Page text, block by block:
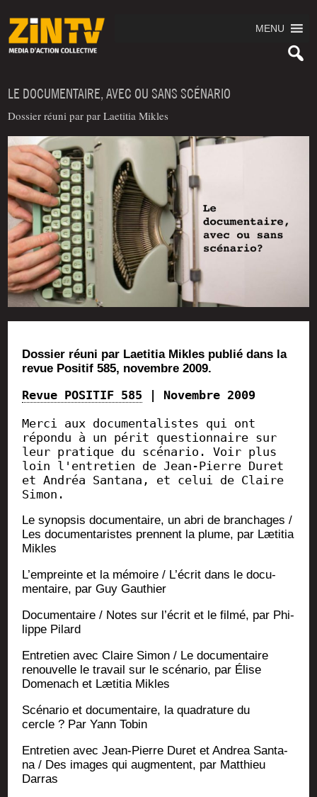
MENU
LE DOCUMENTAIRE, AVEC OU SANS SCÉNARIO
Dossier réuni par par Laetitia Mikles
Dos­sier réuni par Lae­ti­tia Mikles publié dans la
revue Posi­tif 585, novembre 2009.
Revue POSITIF 585 | Novembre 2009
Merci aux documentalistes qui ont
répondu à un périt questionnaire sur
leur pratique du scénario. Voir plus
loin l'entretien de Jean-Pierre Duret
et Andréa Santana, et celui de Claire
Simon.
Le synop­sis docu­men­taire, un abri de bran­chages /
Les docu­men­ta­ristes prennent la plume, par Læti­tia
Mikles
L’empreinte et la mémoire / L’écrit dans le docu­
men­taire, par Guy Gauthier
Docu­men­taire / Notes sur l’écrit et le fil­mé, par Phi­
lippe Pilard
Entre­tien avec Claire Simon / Le docu­men­taire
renou­velle le tra­vail sur le scé­na­rio, par Élise
Dome­nach et Læti­tia Mikles
Scé­na­rio et docu­men­taire, la qua­dra­ture du
cercle ? Par Yann Tobin
Entre­tien avec Jean-Pierre Duret et Andrea San­ta­
na / Des images qui aug­mentent, par Mat­thieu
Darras